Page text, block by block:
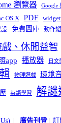
瀏覽器 Google
OS X PDF widget
免費圖庫 動作
、休閒益智
app 播放器 日文
物理遊戲 環境
英語學習 解謎
廣告刊登| 訂